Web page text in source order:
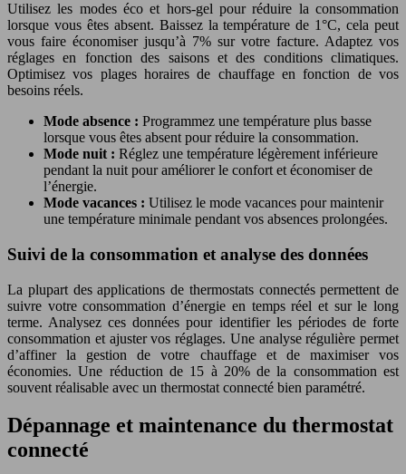
Utilisez les modes éco et hors-gel pour réduire la consommation
lorsque vous êtes absent. Baissez la température de 1°C, cela peut
vous faire économiser jusqu’à 7% sur votre facture. Adaptez vos
réglages en fonction des saisons et des conditions climatiques.
Optimisez vos plages horaires de chauffage en fonction de vos
besoins réels.
Mode absence : Programmez une température plus basse
lorsque vous êtes absent pour réduire la consommation.
Mode nuit : Réglez une température légèrement inférieure
pendant la nuit pour améliorer le confort et économiser de
l’énergie.
Mode vacances : Utilisez le mode vacances pour maintenir
une température minimale pendant vos absences prolongées.
Suivi de la consommation et analyse des données
La plupart des applications de thermostats connectés permettent de
suivre votre consommation d’énergie en temps réel et sur le long
terme. Analysez ces données pour identifier les périodes de forte
consommation et ajuster vos réglages. Une analyse régulière permet
d’affiner la gestion de votre chauffage et de maximiser vos
économies. Une réduction de 15 à 20% de la consommation est
souvent réalisable avec un thermostat connecté bien paramétré.
Dépannage et maintenance du thermostat
connecté